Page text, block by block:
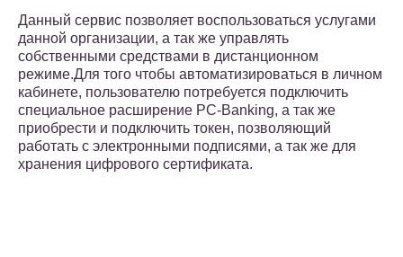
Данный сервис позволяет воспользоваться услугами
данной организации, а так же управлять
собственными средствами в дистанционном
режиме.Для того чтобы автоматизироваться в личном
кабинете, пользователю потребуется подключить
специальное расширение PC-Banking, а так же
приобрести и подключить токен, позволяющий
работать с электронными подписями, а так же для
хранения цифрового сертификата.